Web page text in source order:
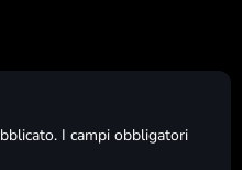
I campi obbligatori